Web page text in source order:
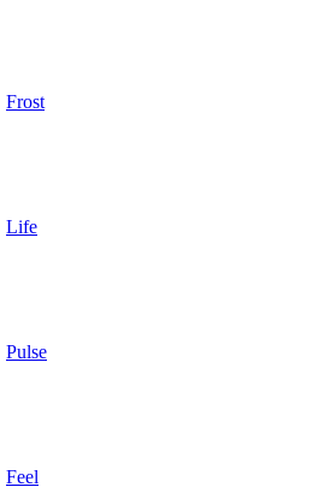
Frost
Life
Pulse
Feel